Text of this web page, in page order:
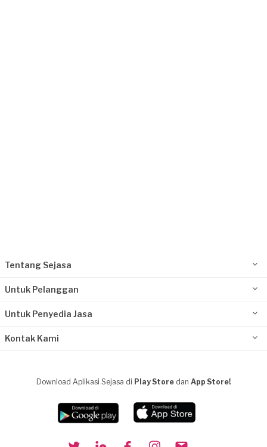
Tentang Sejasa
Untuk Pelanggan
Untuk Penyedia Jasa
Kontak Kami
Download Aplikasi Sejasa di Play Store dan App Store!